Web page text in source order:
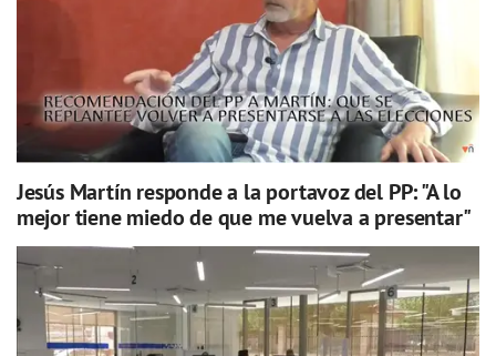
Jesús Martín responde a la portavoz del PP: "A lo
mejor tiene miedo de que me vuelva a presentar"